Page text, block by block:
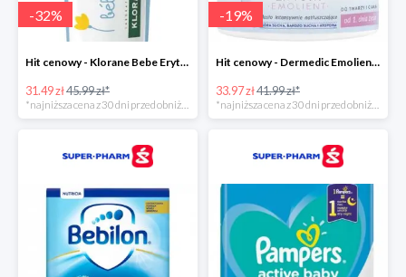
-32%
Hit cenowy - Klorane Bebe Eryteal 3w1
31.49 zł45.99 zł*
-19%
Hit cenowy - Dermedic Emolient Baby Linum
33.97 zł41.99 zł*